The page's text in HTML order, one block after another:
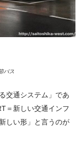
バス
交通システム」であ
＝新しい交通インフ
しい形」と言うのが